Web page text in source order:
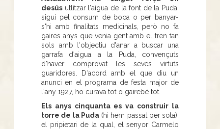
desús utlitzar l'aigua de la font de la Puda.
sigui pel consum de boca o per banyar-
s'hi amb finalitats medicinals, però no fa
gaires anys que venia gent amb el tren tan
sols amb l'objectiu d'anar a buscar una
garrafa d'aigua a la Puda, convençuts
d'haver comprovat les seves virtuts
guaridores. D'acord amb el que diu un
anunci en el programa de festa major de
l'any 1927, ho curava tot o gairebé tot.
Els anys cinquanta es va construir la
torre de la Puda(hi hem passat per sota),
el pripietari de la qual, el senyor Carmelo